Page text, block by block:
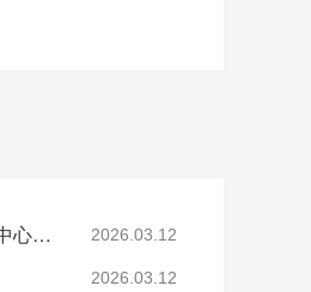
省级认定！鑫钻股份数字能源空压站工程技术研究中心正式获批 2026.03.12
2026.03.12